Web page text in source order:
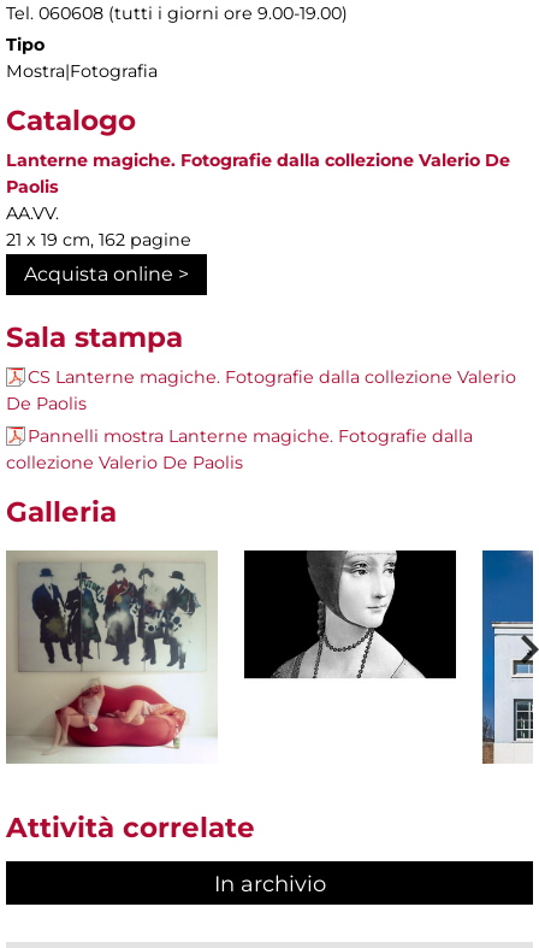
Tel. 060608 (tutti i giorni ore 9.00-19.00)
Tipo
Mostra|Fotografia
Catalogo
Lanterne magiche. Fotografie dalla collezione Valerio De
Paolis
AA.VV.
21 x 19 cm, 162 pagine
Acquista online >
Sala stampa
CS Lanterne magiche. Fotografie dalla collezione Valerio
De Paolis
Pannelli mostra Lanterne magiche. Fotografie dalla
collezione Valerio De Paolis
Galleria
Attività correlate
In archivio